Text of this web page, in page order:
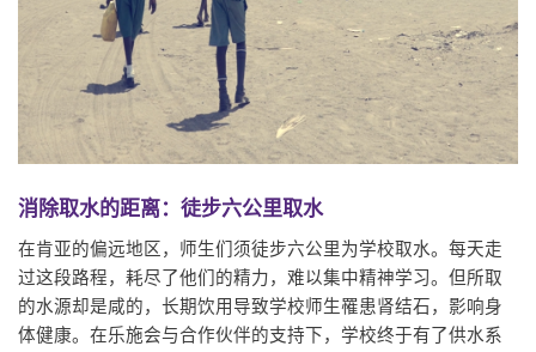
消除取水的距离：徒步六公里取水
在肯亚的偏远地区，师生们须徒步六公里为学校取水。每天走
过这段路程，耗尽了他们的精力，难以集中精神学习。但所取
的水源却是咸的，长期饮用导致学校师生罹患肾结石，影响身
体健康。在乐施会与合作伙伴的支持下，学校终于有了供水系